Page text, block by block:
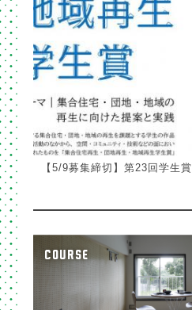
【5/9募集締切】第23回学生賞
COURSE